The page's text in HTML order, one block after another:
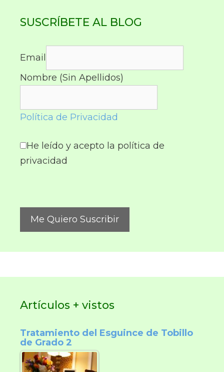
SUSCRÍBETE AL BLOG
Email
Nombre (Sin Apellidos)
Política de Privacidad
He leído y acepto la política de
privacidad
Artículos + vistos
Tratamiento del Esguince de Tobillo
de Grado 2